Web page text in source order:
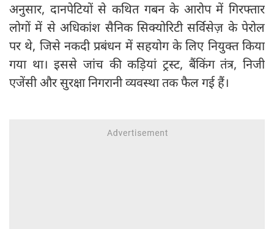
अनुसार, दानपेटियों से कथित गबन के आरोप में गिरफ्तार
लोगों में से अधिकांश सैनिक सिक्योरिटी सर्विसेज़ के पेरोल
पर थे, जिसे नकदी प्रबंधन में सहयोग के लिए नियुक्त किया
गया था। इससे जांच की कड़ियां ट्रस्ट, बैंकिंग तंत्र, निजी
एजेंसी और सुरक्षा निगरानी व्यवस्था तक फैल गई हैं।